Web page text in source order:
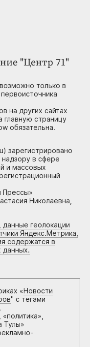
"Центр 71"
только в
на других сайтах
главную страницу
обязательна.
зарегистрировано
в сфере
и массовых
Прессы»
Николаевна,
данные геолокации
Яндекс.Метрика,
содержатся в
данных.
«Новости
" с тегами
Тулы»